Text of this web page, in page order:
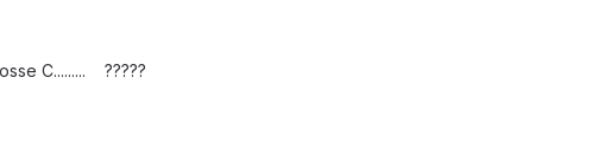
C......... ?????